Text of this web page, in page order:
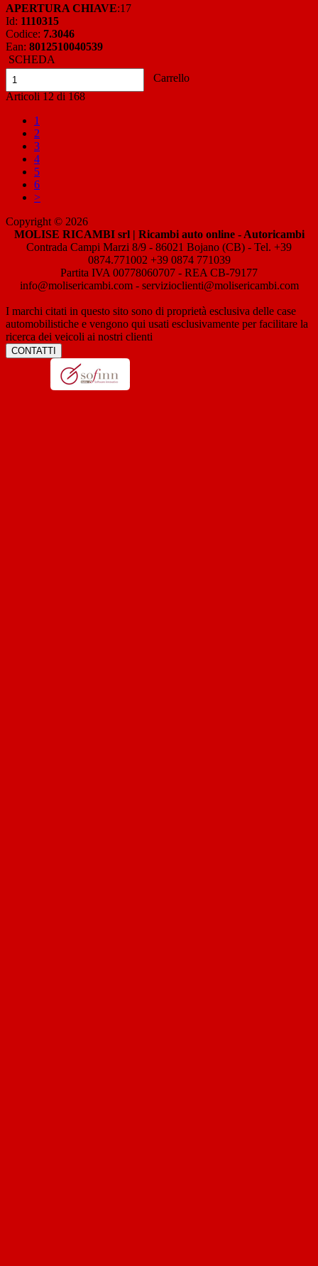
APERTURA CHIAVE:17
Id: 1110315
Codice: 7.3046
Ean: 8012510040539
SCHEDA
Carrello
Articoli 12 di 168
1
2
3
4
5
6
>
Copyright © 2026
MOLISE RICAMBI srl | Ricambi auto online - Autoricambi
Contrada Campi Marzi 8/9 - 86021 Bojano (CB) - Tel. +39
0874.771002 +39 0874 771039
Partita IVA 00778060707 - REA CB-79177
info@molisericambi.com - servizioclienti@molisericambi.com
I marchi citati in questo sito sono di proprietà esclusiva delle case
automobilistiche e vengono qui usati esclusivamente per facilitare la
ricerca dei veicoli ai nostri clienti
CONTATTI